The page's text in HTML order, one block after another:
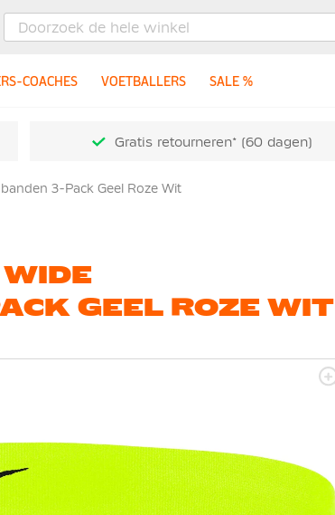
COACHES VOETBALLERS SALE %
Gratis retourneren* (60 dagen)
3-Pack Geel Roze Wit
GEEL ROZE WIT